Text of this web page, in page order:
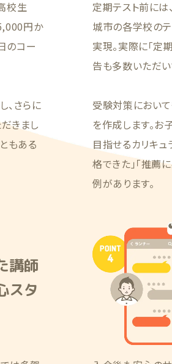
校生
円か
のコー
さらに
きまし
もある
定期テスト前には
城市の各学校の
実現。実際に「定
告も多数いただい
受験対策におい
を作成します。
目指せるカリキ
格できた」「推薦
例があります。
講師
スタ